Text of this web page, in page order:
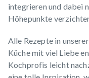
integrieren und dabei
Höhepunkte
Alle Rezepte in unserer
Küche mit viel Liebe
Kochprofis leicht